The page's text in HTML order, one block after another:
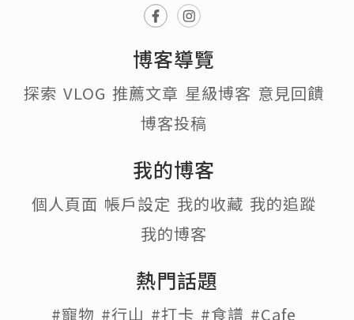
博客導覽
探索 VLOG 推薦文章 星級博客 意見回饋
博客投稿
我的博客
個人頁面 帳戶設定 我的收藏 我的追蹤
我的博客
熱門話題
#寵物 #行山 #打卡 #食譜 #Cafe